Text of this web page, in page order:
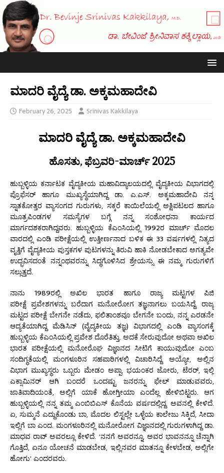
ಮಾದರಿ ವೈದ್ಯೆ ಡಾ. ಅಕ್ಕಮಹಾದೇವಿ
February 26, 2025 Srinivas Kakkilaya
ಮಾದರಿ ವೈದ್ಯೆ ಡಾ. ಅಕ್ಕಮಹಾದೇವಿ
ಹೊಸತು, ಫೆಬ್ರವರಿ-ಮಾರ್ಚ್ 2025
ಹುಬ್ಬಳ್ಳಿಯ ಕರ್ನಾಟಕ ವೈದ್ಯಕೀಯ ಮಹಾವಿದ್ಯಾಲಯದಲ್ಲಿ ವೈದ್ಯಕೀಯ ವಿಭಾಗದಲ್ಲಿ
ಪ್ರೊಫೆಸರ್ ಹಾಗೂ ಮುಖ್ಯಸ್ಥೆಯಾಗಿದ್ದ ಡಾ. ಎ.ಎಸ್. ಅಕ್ಕಮಹಾದೇವಿ ನನ್ನ
ಸ್ನಾತಕೋತ್ತರ ವ್ಯಾಸಂಗದ ಗುರುಗಳು, ಸಕ್ಕರೆ ಕಾಯಿಲೆಯಲ್ಲಿ ಅಕ್ಷಿಪಟಲದ ಹಾಗೂ
ಮೂತ್ರಪಿಂಡಗಳ ಸಮಸ್ಯೆಗಳ ಬಗ್ಗೆ ನನ್ನ ಸಂಶೋಧನಾ ಕಾರ್ಯದ
ಮಾರ್ಗದಶಕರಾಗಿದ್ದವರು. ಹುಬ್ಬಳ್ಳಿಯ ಕೆಎಂಸಿಯಲ್ಲಿ 1992ರ ಮಾರ್ಚ್ ಮೊದಲ
ವಾರದಲ್ಲಿ ಎಂಡಿ ಪರೀಕ್ಷೆಯಲ್ಲಿ ಉತ್ತೀರ್ಣನಾದ ಬಳಿಕ ಈ 33 ವರ್ಷಗಳಲ್ಲಿ ನಿತ್ಯದ
ವೃತ್ತಿಗೆ ವೈದ್ಯಕೀಯ ಪುಸ್ತಕಗಳ ಪುಟಗಳನ್ನು ತಿರುವಿ ಹಾಕಿ ನೋಡಬೇಕಾದ ಅಗತ್ಯವೇ
ಉದ್ಭವಿಸದಂತೆ ನನ್ನಂಥವರನ್ನು ಸಿದ್ಧಗೊಳಿಸಿದ ಶ್ರೇಯಸ್ಸು ಈ ನಮ್ಮ ಗುರುಗಳಿಗೆ
ಸಲ್ಲುತ್ತದೆ.
ನಾನು 1989ರಲ್ಲಿ ಅಖಿಲ ಭಾರತ ಹಾಗೂ ರಾಜ್ಯ ಮಟ್ಟಗಳ ಪಿಜಿ
ಪರೀಕ್ಷೆ ಪ್ರವೇಶಗಳನ್ನು ಬರೆದಾಗ ಮನೋರೋಗ ತಜ್ಞನಾಗಲು ಬಯಸಿದ್ದೆ. ರಾಜ್ಯ
ಮಟ್ಟದ ಪರೀಕ್ಷೆ ಬೇಗನೇ ನಡೆದು, ಫಲಿತಾಂಶವೂ ಬೇಗನೇ ಬಂದು, ನನ್ನ ಎರಡನೇ
ಆದ್ಯತೆಯಾಗಿದ್ದ ಮೆಡಿಸಿನ್ (ವೈದ್ಯಕೀಯ ತಜ್ಞ) ವಿಭಾಗದಲ್ಲಿ ಎಂಡಿ ವ್ಯಾಸಂಗಕ್ಕೆ
ಹುಬ್ಬಳ್ಳಿಯ ಕೆಎಂಸಿಯಲ್ಲಿ ಪ್ರವೇಶ ದೊರೆತಿತ್ತು. ಅದಕೆ ಸೇರುವುದೋ ಅಥವಾ ಅಖಿಲ
ಭಾರತ ಪರೀಕ್ಷೆಯಲ್ಲಿ ಮನೋರೊಘ ವಿಜ್ಞಾನದ ಸೀಟಿಗೆ ಕಾಯುವುದೋ ಎಂಬ
ಸಂದಿಗ್ಧತೆಯಲ್ಲಿ ಮಂಗಳೂರಿನ ಸಹಪಾಠಿಗಳಲ್ಲಿ ವಿಚಾರಿಸಿದ್ದೆ. ಅಯ್ಯೋ, ಅಲ್ಲಿನ
ವಿಭಾಗ ಮುಖ್ಯಸ್ಥರು ಒಬ್ಬರು ಮೇಡಂ ಅಪ್ಪಾ, ಭಯಂಕರ ಜೋರು, ಟೆರರ್, ಇಲ್ಲಿ
ಎಕ್ಸಾಮಿನರ್ ಆಗಿ ಬಂದರೆ ಒಂದಷ್ಟು ಜನರನ್ನು ಫೇಲ್ ಮಾಡುವವರು,
ಜಾತಿವಾದಿಯಂತೆ, ಅಲ್ಲಿಗೆ ಯಾಕೆ ಹೋಗ್ತೀಯಾ ಎಂದೆಲ್ಲ ಹೇಳಿಬಿಟ್ಟರು. ಆಗ
ಹುಬ್ಬಳ್ಳಿಯಲ್ಲಿ ನನ್ನ ತಮ್ಮ ಎಂಬಿಬಿಎಸ್ ಕೊನೆಯ ವರ್ಷದಲ್ಲಿದ್ದ. ಅವನಲ್ಲಿ ಕೇಳಿದೆ.
ಏ, ಸುಮ್ಮನೆ ಎದ್ದುಕೊಂಡು ಬಾ, ಮೊದಲ ಲಿಸ್ಟಲ್ಲೇ ಒಳ್ಳೆಯ ಕಾಲೇಜು ಸಿಕ್ಕಿದೆ, ಸೀದಾ
ಇಲ್ಲಿಗೆ ಬಾ ಎಂದ. ಮಂಗಳೂರಿನಲ್ಲಿ ಮನೋರೋಗ ವಿಜ್ಞಾನದಲ್ಲಿ ಗುರುಗಳಾಗಿದ್ದ ಡಾ.
ಮಾಧವ ರಾವ್ ಅವರಲ್ಲೂ ಕೇಳಿದೆ. ‘ನನಗೆ ಅವರನ್ನೂ, ಅವರ ಭಾವನನ್ನೂ ಚೆನ್ನಾಗಿ
ಗೊತ್ತಿದೆ, ಏನೂ ಯೋಚನೆ ಮಾಡಬೇಡ, ಇಲ್ಲಿನವರ ಮಾತನ್ನೂ ಕೇಳಬೇಡ, ಅಲ್ಲಿಗೇ
ಹೋಗು’ ಎಂದರವರು.